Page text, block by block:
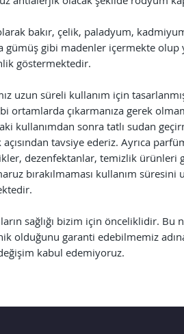
bakır, çelik, paladyum,
gümüş gibi madenler içermekte olup
göstermektedir.
uzun süreli kullanım için
ortamlarda çıkarmanıza gerek
kullanımdan sonra tatlı sudan
tavsiye ederiz. Ayrıca
dezenfektanlar, temizlik ürünleri
bırakılmaması kullanım süresini
sağlığı bizim için önceliklidir. Bu
olduğunu garanti edebilmemiz
kabul edemiyoruz.